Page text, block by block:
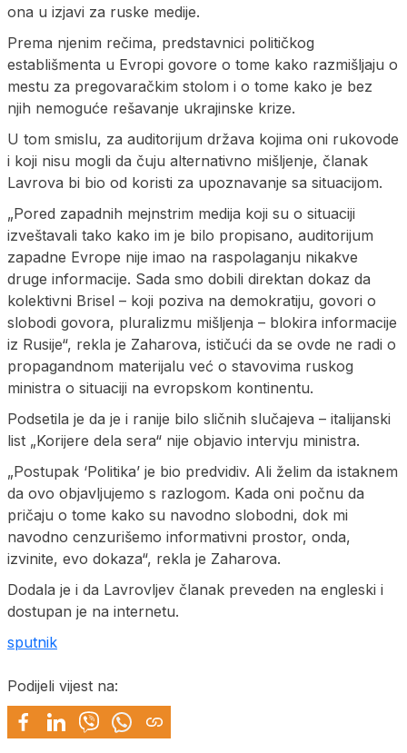
ona u izjavi za ruske medije.
Prema njenim rečima, predstavnici političkog
establišmenta u Evropi govore o tome kako razmišljaju o
mestu za pregovaračkim stolom i o tome kako je bez
njih nemoguće rešavanje ukrajinske krize.
U tom smislu, za auditorijum država kojima oni rukovode
i koji nisu mogli da čuju alternativno mišljenje, članak
Lavrova bi bio od koristi za upoznavanje sa situacijom.
„Pored zapadnih mejnstrim medija koji su o situaciji
izveštavali tako kako im je bilo propisano, auditorijum
zapadne Evrope nije imao na raspolaganju nikakve
druge informacije. Sada smo dobili direktan dokaz da
kolektivni Brisel – koji poziva na demokratiju, govori o
slobodi govora, pluralizmu mišljenja – blokira informacije
iz Rusije“, rekla je Zaharova, ističući da se ovde ne radi o
propagandnom materijalu već o stavovima ruskog
ministra o situaciji na evropskom kontinentu.
Podsetila je da je i ranije bilo sličnih slučajeva – italijanski
list „Korijere dela sera“ nije objavio intervju ministra.
„Postupak ‘Politika’ je bio predvidiv. Ali želim da istaknem
da ovo objavljujemo s razlogom. Kada oni počnu da
pričaju o tome kako su navodno slobodni, dok mi
navodno cenzurišemo informativni prostor, onda,
izvinite, evo dokaza“, rekla je Zaharova.
Dodala je i da Lavrovljev članak preveden na engleski i
dostupan je na internetu.
sputnik
Podijeli vijest na: